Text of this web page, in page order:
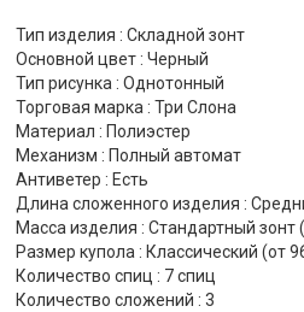
Тип изделия : Складной зонт
Основной цвет : Черный
Тип рисунка : Однотонный
Торговая марка : Три Слона
Материал : Полиэстер
Механизм : Полный автомат
Антиветер : Есть
Длина сложенного изделия :
Масса изделия : Стандартный зонт
Размер купола : Классический (от
Количество спиц : 7 спиц
Количество сложений : 3